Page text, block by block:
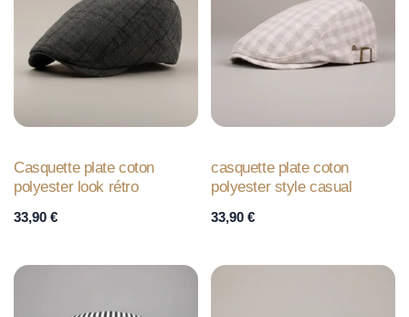
Casquette plate coton
polyester look rétro
33,90 €
casquette plate coton
polyester style casual
33,90 €